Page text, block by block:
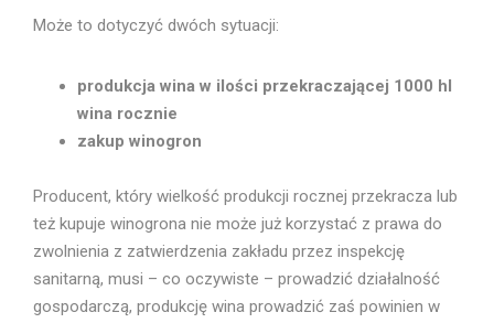
Może to dotyczyć dwóch sytuacji:
produkcja wina w ilości przekraczającej 1000 hl
wina rocznie
zakup winogron
Producent, który wielkość produkcji rocznej przekracza lub
też kupuje winogrona nie może już korzystać z prawa do
zwolnienia z zatwierdzenia zakładu przez inspekcję
sanitarną, musi – co oczywiste – prowadzić działalność
gospodarczą, produkcję wina prowadzić zaś powinien w